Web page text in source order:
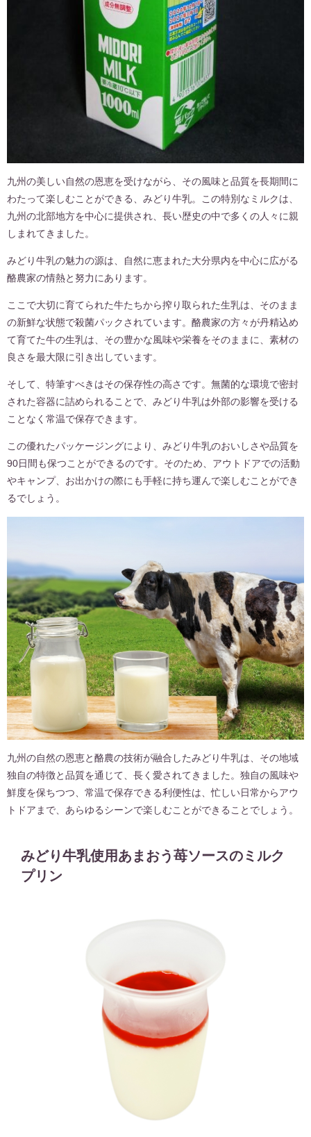
九州の美しい自然の恩恵を受けながら、その風味と品質を長期間に
わたって楽しむことができる、みどり牛乳。この特別なミルクは、
九州の北部地方を中心に提供され、長い歴史の中で多くの人々に親
しまれてきました。
みどり牛乳の魅力の源は、自然に恵まれた大分県内を中心に広がる
酪農家の情熱と努力にあります。
ここで大切に育てられた牛たちから搾り取られた生乳は、そのまま
の新鮮な状態で殺菌パックされています。酪農家の方々が丹精込め
て育てた牛の生乳は、その豊かな風味や栄養をそのままに、素材の
良さを最大限に引き出しています。
そして、特筆すべきはその保存性の高さです。無菌的な環境で密封
された容器に詰められることで、みどり牛乳は外部の影響を受ける
ことなく常温で保存できます。
この優れたパッケージングにより、みどり牛乳のおいしさや品質を
90日間も保つことができるのです。そのため、アウトドアでの活動
やキャンプ、お出かけの際にも手軽に持ち運んで楽しむことができ
るでしょう。
九州の自然の恩恵と酪農の技術が融合したみどり牛乳は、その地域
独自の特徴と品質を通じて、長く愛されてきました。独自の風味や
鮮度を保ちつつ、常温で保存できる利便性は、忙しい日常からアウ
トドアまで、あらゆるシーンで楽しむことができることでしょう。
みどり牛乳使用あまおう苺ソースのミルク
プリン